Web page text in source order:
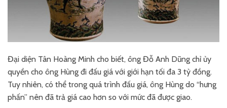
Đại diện Tân Hoàng Minh cho biết, ông Đỗ Anh Dũng chỉ ủy
quyền cho ông Hùng đi đấu giá với giới hạn tối đa 3 tỷ đồng.
Tuy nhiên, có thể trong quá trình đấu giá, ông Hùng do “hưng
phấn” nên đã trả giá cao hơn so với mức đã được giao.